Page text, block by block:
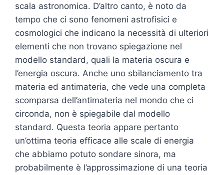
scala astronomica. D’altro canto, è noto da
tempo che ci sono fenomeni astrofisici e
cosmologici che indicano la necessità di ulteriori
elementi che non trovano spiegazione nel
modello standard, quali la materia oscura e
l’energia oscura. Anche uno sbilanciamento tra
materia ed antimateria, che vede una completa
scomparsa dell’antimateria nel mondo che ci
circonda, non è spiegabile dal modello
standard. Questa teoria appare pertanto
un’ottima teoria efficace alle scale di energia
che abbiamo potuto sondare sinora, ma
probabilmente è l’approssimazione di una teoria